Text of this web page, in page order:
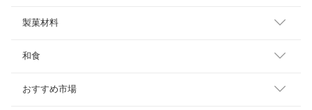
製菓材料
和食
おすすめ市場